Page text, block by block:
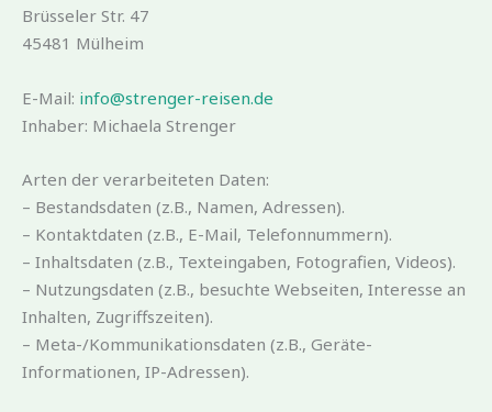
Brüsseler Str. 47
45481 Mülheim
E-Mail: info@strenger-reisen.de
Inhaber: Michaela Strenger
Arten der verarbeiteten Daten:
– Bestandsdaten (z.B., Namen, Adressen).
– Kontaktdaten (z.B., E-Mail, Telefonnummern).
– Inhaltsdaten (z.B., Texteingaben, Fotografien, Videos).
– Nutzungsdaten (z.B., besuchte Webseiten, Interesse an
Inhalten, Zugriffszeiten).
– Meta-/Kommunikationsdaten (z.B., Geräte-
Informationen, IP-Adressen).